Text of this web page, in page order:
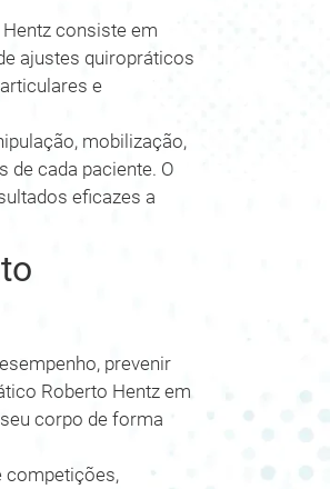
consiste em
ajustes quiropráticos
e
mobilização,
de cada paciente. O
eficazes a
prevenir
Roberto Hentz em
corpo de forma
competições,